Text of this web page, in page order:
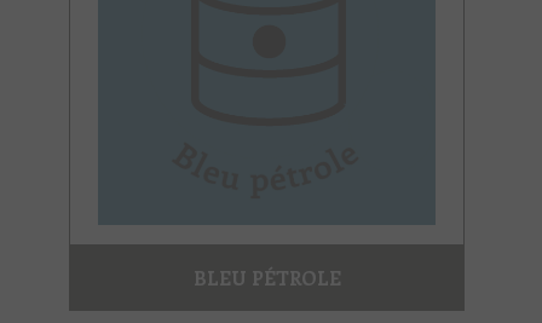
BLEU PÉTROLE